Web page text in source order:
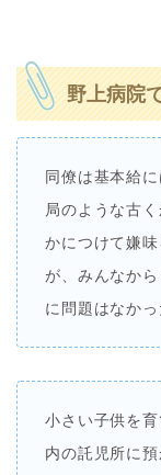
野上病院
同僚は基本給
局のような古
かにつけて嫌
が、みんなか
に問題はなかっ
小さい子供を
内の託児所に